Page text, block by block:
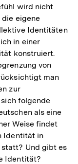
wird nicht
eigene
Identitäten
in einer
konstruiert.
von
man
zur
folgende
als eine
Weise findet
Identität in
Und gibt es
Identität?